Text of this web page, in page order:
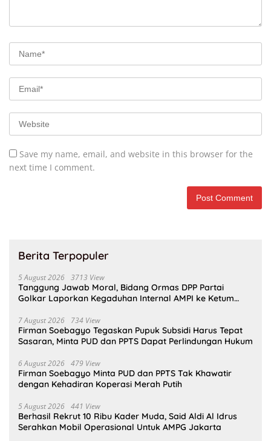
Save my name, email, and website in this browser for the
next time I comment.
Berita Terpopuler
5 August 2026 3713 View
Tanggung Jawab Moral, Bidang Ormas DPP Partai
Golkar Laporkan Kegaduhan Internal AMPI ke Ketum
7 August 2026 734 View
Firman Soebagyo Tegaskan Pupuk Subsidi Harus Tepat
Sasaran, Minta PUD dan PPTS Dapat Perlindungan Hukum
6 August 2026 479 View
Firman Soebagyo Minta PUD dan PPTS Tak Khawatir
dengan Kehadiran Koperasi Merah Putih
5 August 2026 441 View
Berhasil Rekrut 10 Ribu Kader Muda, Said Aldi Al Idrus
Serahkan Mobil Operasional Untuk AMPG Jakarta